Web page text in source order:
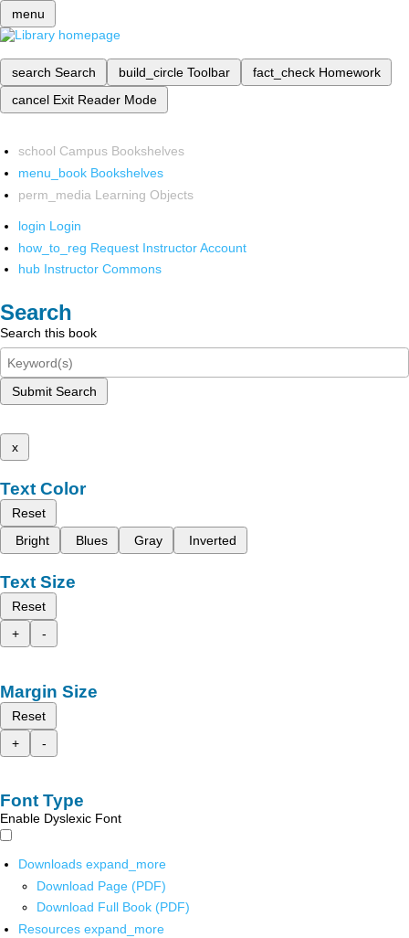
menu
search Search build_circle Toolbar fact_check Homework
cancel Exit Reader Mode
school Campus Bookshelves
menu_book Bookshelves
perm_media Learning Objects
login Login
how_to_reg Request Instructor Account
hub Instructor Commons
Search
Search this book
Submit Search
x
Text Color
Reset
Bright
Blues Gray Inverted
Text Size
Reset
+
-
Margin Size
Reset
+
-
Font Type
Enable Dyslexic Font
Downloads expand_more
Download Page (PDF)
Download Full Book (PDF)
Resources expand_more